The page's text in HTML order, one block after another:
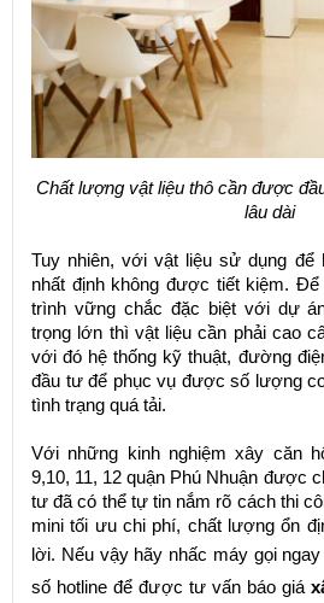
Chất lượng vật liệu thô cần được
lâu dài
Tuy nhiên, với vật liệu sử dụng để
nhất định không được tiết kiệm.
trình vững chắc đặc biệt với dự
trọng lớn thì vật liệu cần phải cao
với đó hệ thống kỹ thuật, đường
đầu tư để phục vụ được số lượng
tình trạng quá tải.
Với những kinh nghiệm xây căn
9,10, 11, 12 quận Phú Nhuận được
tư đã có thể tự tin nắm rõ cách thi
mini tối ưu chi phí, chất lượng ổn
lời. Nếu vậy hãy nhấc máy gọi ngay
số hotline để được tư vấn báo giá